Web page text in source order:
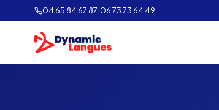
04 65 84 67 87|06 73 73 64 49